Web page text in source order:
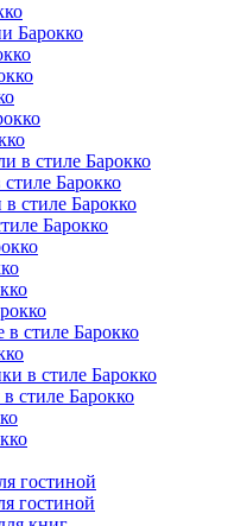
Барокко
в стиле Барокко
Барокко
стиле Барокко
Барокко
стиле Барокко
в стиле Барокко
стиле Барокко
гостиной
гостиной